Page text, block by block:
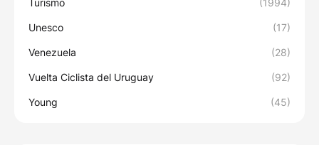
Turismo (1994)
Unesco (17)
Venezuela (28)
Vuelta Ciclista del Uruguay (92)
Young (45)